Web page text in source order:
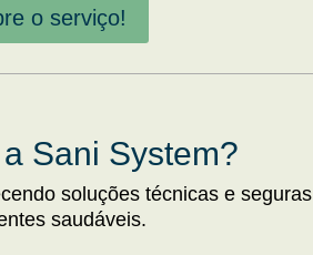
o serviço!
Sani System?
soluções técnicas e seguras
saudáveis.